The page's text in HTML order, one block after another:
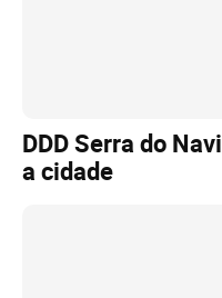
DDD Serra do
a cidade